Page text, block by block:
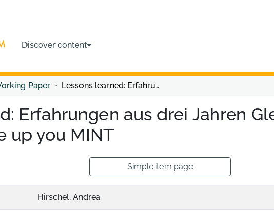
Discover content
Paper Lessons learned: Erfahrungen aus drei Jahren Gleichstellungsarbeit im Projekt Make up you MINT
Erfahrungen aus drei Jahren
up you MINT
Simple item page
Hirschel, Andrea